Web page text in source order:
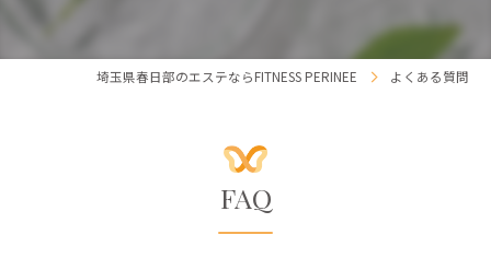
埼玉県春日部のエステならFITNESS PERINEE よくある質問
FAQ